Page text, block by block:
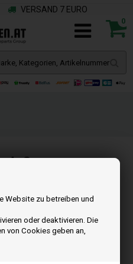
Website zu betreiben und
oder deaktivieren. Die
von Cookies geben an,
VERSAND 7 EURO
0
ApS
Dänemark